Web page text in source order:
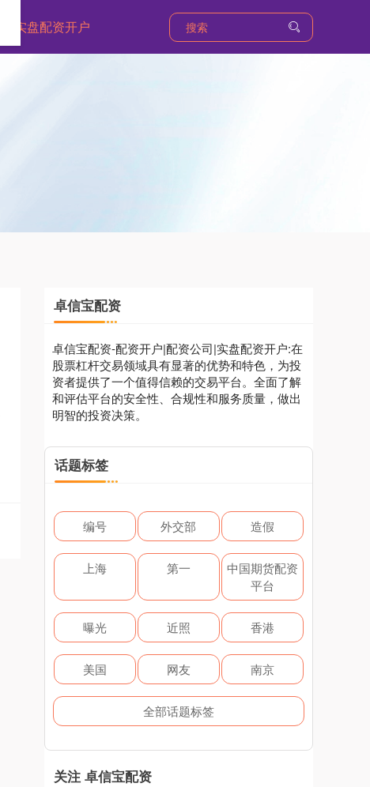
实盘配资开户
卓信宝配资
卓信宝配资-配资开户|配资公司|实盘配资开户:在
股票杠杆交易领域具有显著的优势和特色，为投
资者提供了一个值得信赖的交易平台。全面了解
和评估平台的安全性、合规性和服务质量，做出
明智的投资决策。
话题标签
编号 外交部 造假
上海 第一
中国期货配资
平台
曝光 近照 香港
美国 网友 南京
全部话题标签
关注 卓信宝配资